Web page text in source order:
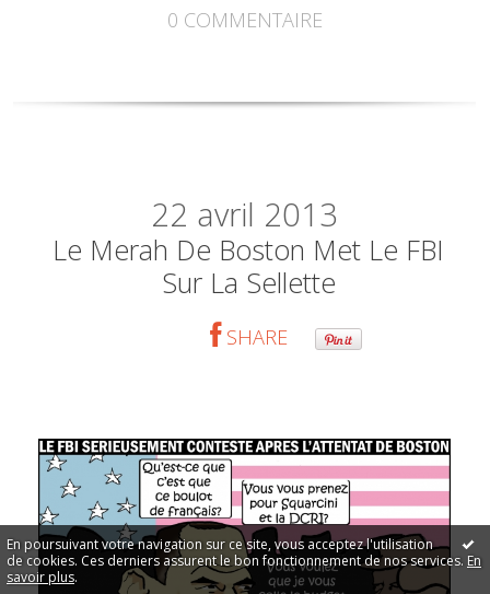
En poursuivant votre navigation sur ce site, vous acceptez l'utilisation
de cookies. Ces derniers assurent le bon fonctionnement de nos services. En
savoir plus.
0 COMMENTAIRE
22 avril 2013
Le Merah De Boston Met Le FBI
Sur La Sellette
SHARE